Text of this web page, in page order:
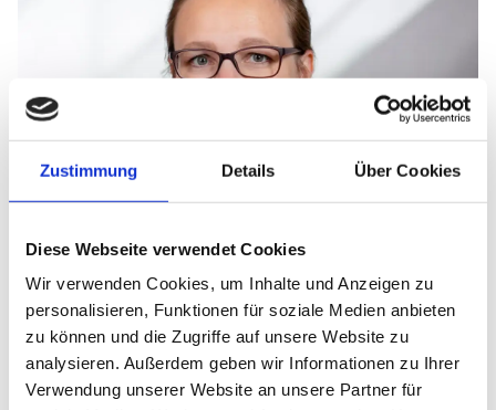
Zustimmung Details Über Cookies
Diese Webseite verwendet Cookies
Wir verwenden Cookies, um Inhalte und Anzeigen zu
personalisieren, Funktionen für soziale Medien anbieten
zu können und die Zugriffe auf unsere Website zu
analysieren. Außerdem geben wir Informationen zu Ihrer
Verwendung unserer Website an unsere Partner für
Martina Bock
Pflegepädagogin
Kontakt